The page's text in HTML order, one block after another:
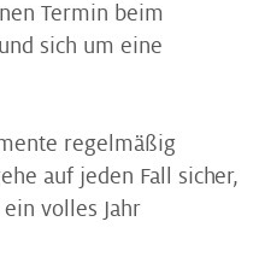
Termin beim
sich um eine
regelmäßig
auf jeden Fall sicher,
volles Jahr